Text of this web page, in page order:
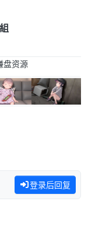
盘资源
登录后回复